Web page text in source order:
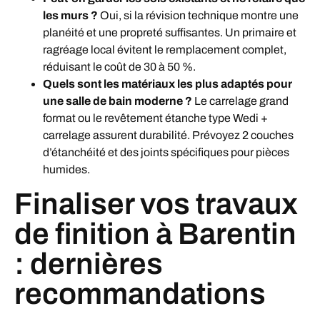
les murs ? Oui, si la révision technique montre une
planéité et une propreté suffisantes. Un primaire et
ragréage local évitent le remplacement complet,
réduisant le coût de 30 à 50 %.
Quels sont les matériaux les plus adaptés pour
une salle de bain moderne ? Le carrelage grand
format ou le revêtement étanche type Wedi +
carrelage assurent durabilité. Prévoyez 2 couches
d’étanchéité et des joints spécifiques pour pièces
humides.
Finaliser vos travaux
de finition à Barentin
: dernières
recommandations